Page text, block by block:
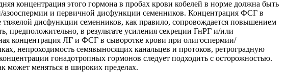
концентрация этого гормона в пробах крови кобелей в норме должна быть
и первичной дисфункции семенников. Концентрация ФСГ в
дисфункции семенников, как правило, сопровождается повышением
в результате усиления секреции ГнРГ и/или
концентрация ЛГ и ФСГ в сыворотке крови при олигоспермии/
непроходимость семявыносящих канальцев и протоков, ретроградную
гонадотропных гормонов следует подходить с осторожностью.
может меняться в широких пределах.